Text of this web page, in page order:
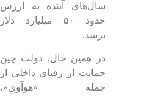
سال‌های آینده به ارزش
حدود ۵۰ میلیارد دلار
برسد.
در همین حال، دولت چین
حمایت از رقبای داخلی از
جمله «هوآوی»،